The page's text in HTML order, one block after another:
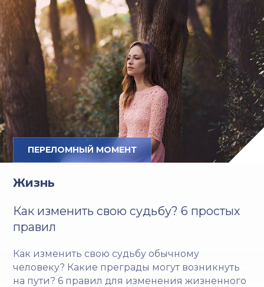
ПЕРЕЛОМНЫЙ МОМЕНТ
Жизнь
Как изменить свою судьбу? 6 простых
правил
Как изменить свою судьбу обычному
человеку? Какие преграды могут возникнуть
на пути? 6 правил для изменения жизненного